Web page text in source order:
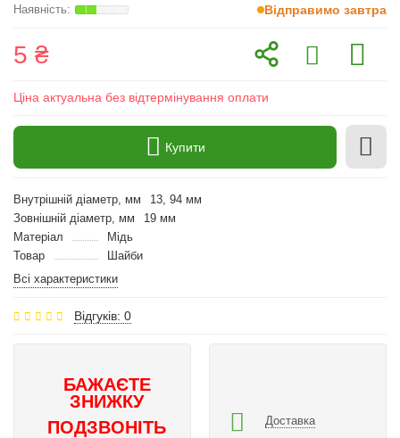
Відправимо завтра
5 ₴
Ціна актуальна без відтермінування оплати
Купити
Внутрішній діаметр, мм
13, 94 мм
Зовнішній діаметр, мм
19 мм
Матеріал
Мідь
Товар
Шайби
Всі характеристики
Відгуків: 0
БАЖАЄТЕ
ЗНИЖКУ
ПОДЗВОНІТЬ
Доставка